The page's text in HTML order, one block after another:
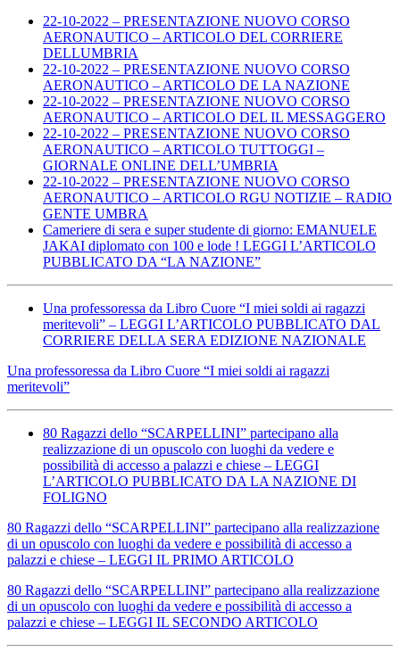
22-10-2022 – PRESENTAZIONE NUOVO CORSO
AERONAUTICO – ARTICOLO DEL CORRIERE
DELLUMBRIA
22-10-2022 – PRESENTAZIONE NUOVO CORSO
AERONAUTICO – ARTICOLO DE LA NAZIONE
22-10-2022 – PRESENTAZIONE NUOVO CORSO
AERONAUTICO – ARTICOLO DEL IL MESSAGGERO
22-10-2022 – PRESENTAZIONE NUOVO CORSO
AERONAUTICO – ARTICOLO TUTTOGGI –
GIORNALE ONLINE DELL’UMBRIA
22-10-2022 – PRESENTAZIONE NUOVO CORSO
AERONAUTICO – ARTICOLO RGU NOTIZIE – RADIO
GENTE UMBRA
Cameriere di sera e super studente di giorno: EMANUELE
JAKAI diplomato con 100 e lode ! LEGGI L’ARTICOLO
PUBBLICATO DA “LA NAZIONE”
Una professoressa da Libro Cuore “I miei soldi ai ragazzi
meritevoli” – LEGGI L’ARTICOLO PUBBLICATO DAL
CORRIERE DELLA SERA EDIZIONE NAZIONALE
Una professoressa da Libro Cuore “I miei soldi ai ragazzi
meritevoli”
80 Ragazzi dello “SCARPELLINI” partecipano alla
realizzazione di un opuscolo con luoghi da vedere e
possibilità di accesso a palazzi e chiese – LEGGI
L’ARTICOLO PUBBLICATO DA LA NAZIONE DI
FOLIGNO
80 Ragazzi dello “SCARPELLINI” partecipano alla realizzazione
di un opuscolo con luoghi da vedere e possibilità di accesso a
palazzi e chiese – LEGGI IL PRIMO ARTICOLO
80 Ragazzi dello “SCARPELLINI” partecipano alla realizzazione
di un opuscolo con luoghi da vedere e possibilità di accesso a
palazzi e chiese – LEGGI IL SECONDO ARTICOLO